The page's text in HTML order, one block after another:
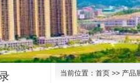
当前位置： 首页 >> 产品